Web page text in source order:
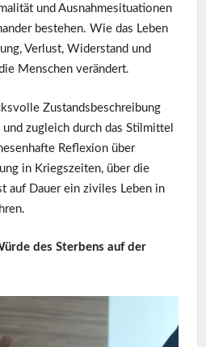
und Ausnahmesituationen
bestehen. Wie das Leben
Verlust, Widerstand und
Menschen verändert.
Zustandsbeschreibung
zugleich durch das Stilmittel
Reflexion über
in Kriegszeiten, über die
auf Dauer ein ziviles Leben in
des Sterbens auf der